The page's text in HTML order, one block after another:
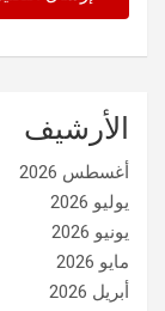
الأرشيف
أغسطس 2026
يوليو 2026
يونيو 2026
مايو 2026
أبريل 2026